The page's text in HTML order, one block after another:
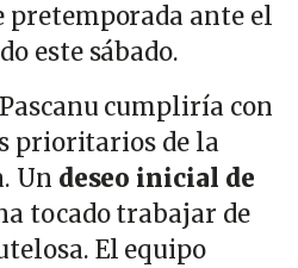
ante el
este sábado.
cumpliría con
prioritarios de la
Un deseo inicial de
tocado trabajar de
El equipo